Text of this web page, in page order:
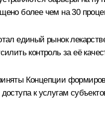
более чем на 30
единый рынок
контроль за её
Концепции
доступа к услугам